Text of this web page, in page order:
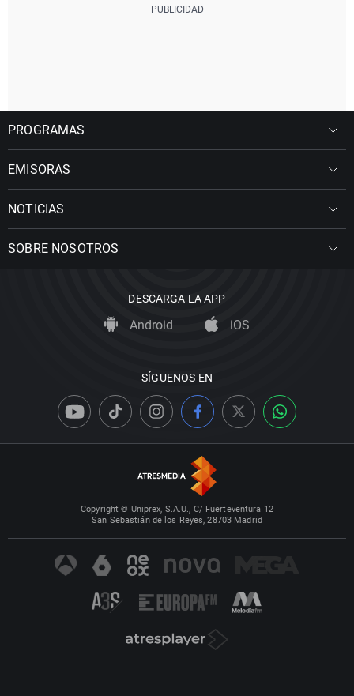
PROGRAMAS
EMISORAS
NOTICIAS
SOBRE NOSOTROS
DESCARGA LA APP
Android iOS
SÍGUENOS EN
Copyright © Uniprex, S.A.U., C/ Fuerteventura 12
San Sebastián de los Reyes, 28703 Madrid